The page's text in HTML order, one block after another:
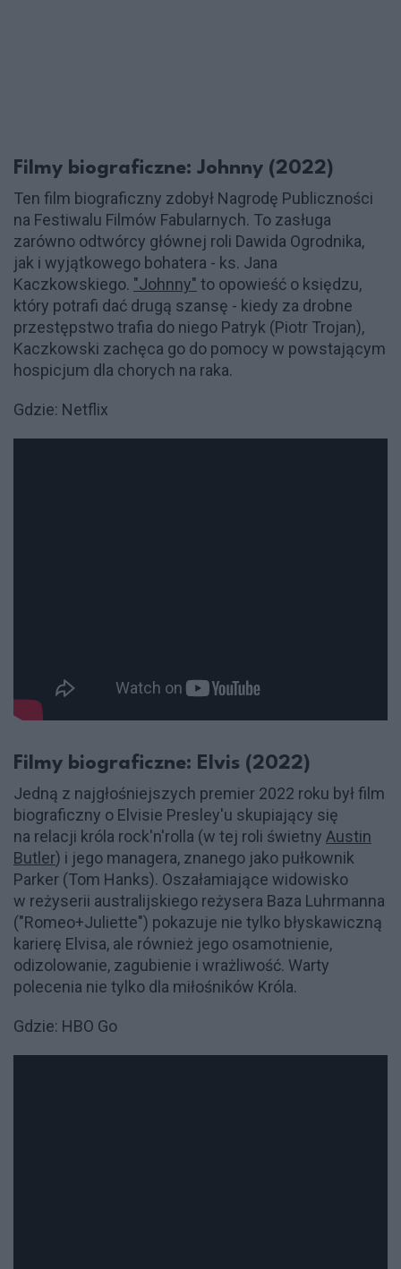
Filmy biograficzne: Johnny (2022)
Ten film biograficzny zdobył Nagrodę Publiczności
na Festiwalu Filmów Fabularnych. To zasługa
zarówno odtwórcy głównej roli Dawida Ogrodnika,
jak i wyjątkowego bohatera - ks. Jana
Kaczkowskiego. "Johnny" to opowieść o księdzu,
który potrafi dać drugą szansę - kiedy za drobne
przestępstwo trafia do niego Patryk (Piotr Trojan),
Kaczkowski zachęca go do pomocy w powstającym
hospicjum dla chorych na raka.
Gdzie: Netflix
Filmy biograficzne: Elvis (2022)
Jedną z najgłośniejszych premier 2022 roku był film
biograficzny o Elvisie Presley'u skupiający się
na relacji króla rock'n'rolla (w tej roli świetny Austin
Butler) i jego managera, znanego jako pułkownik
Parker (Tom Hanks). Oszałamiające widowisko
w reżyserii australijskiego reżysera Baza Luhrmanna
("Romeo+Juliette") pokazuje nie tylko błyskawiczną
karierę Elvisa, ale również jego osamotnienie,
odizolowanie, zagubienie i wrażliwość. Warty
polecenia nie tylko dla miłośników Króla.
Gdzie: HBO Go